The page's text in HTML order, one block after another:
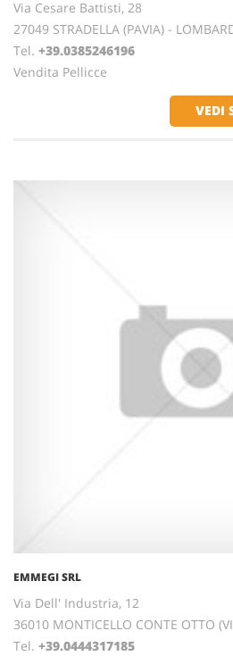
Via Cesare Battisti, 28
27049 STRADELLA (PAVIA) -
Tel. +39.0385246196
Vendita Pellicce
VEDI
EMMEGI SRL
Via Dell' Industria, 12
36010 MONTICELLO CONTE OTTO
Tel. +39.0444317185